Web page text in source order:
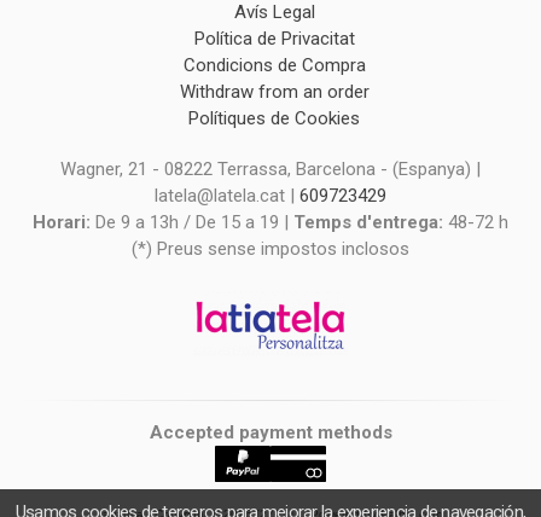
Avís Legal
Política de Privacitat
Condicions de Compra
Withdraw from an order
Polítiques de Cookies
Wagner, 21 - 08222 Terrassa, Barcelona - (Espanya) |
latela@latela.cat | 609723429
Horari: De 9 a 13h / De 15 a 19 | Temps d'entrega: 48-72 h
(*) Preus sense impostos inclosos
Accepted payment methods
latiatela- Copyright © 2026 [27021] - Powered by Palbin.com
Usamos cookies de terceros para mejorar la experiencia de navegación,